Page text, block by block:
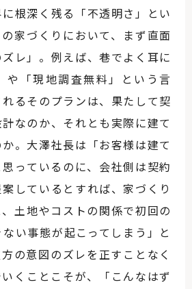
根深く残る「不透明さ」とい
家づくりにおいて、まず直面
レ」。例えば、巷でよく耳に
や「現地調査無料」という言
るそのプランは、果たして契
なのか、それとも実際に建て
。大澤社長は「お客様は建て
っているのに、会社側は契約
しているとすれば、家づくり
土地やコストの関係で初回の
い事態が起こってしまう」と
の意図のズレを正すことなく
くことこそが、「こんなはず